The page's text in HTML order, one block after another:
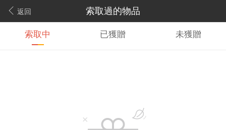
返回 索取過的物品
索取中 已獲贈 未獲贈